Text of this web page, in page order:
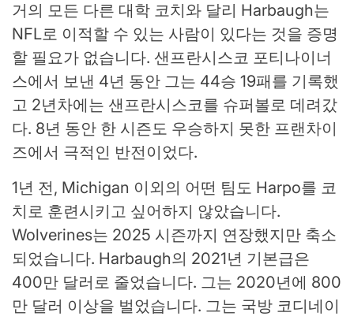
거의 모든 다른 대학 코치와 달리 Harbaugh는
NFL로 이적할 수 있는 사람이 있다는 것을 증명
할 필요가 없습니다. 샌프란시스코 포티나이너
스에서 보낸 4년 동안 그는 44승 19패를 기록했
고 2년차에는 샌프란시스코를 슈퍼볼로 데려갔
다. 8년 동안 한 시즌도 우승하지 못한 프랜차이
즈에서 극적인 반전이었다.
1년 전, Michigan 이외의 어떤 팀도 Harpo를 코
치로 훈련시키고 싶어하지 않았습니다.
Wolverines는 2025 시즌까지 연장했지만 축소
되었습니다. Harbaugh의 2021년 기본급은
400만 달러로 줄었습니다. 그는 2020년에 800
만 달러 이상을 벌었습니다. 그는 국방 코디네이